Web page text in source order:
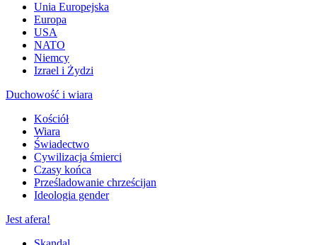
Unia Europejska
Europa
USA
NATO
Niemcy
Izrael i Żydzi
Duchowość i wiara
Kościół
Wiara
Świadectwo
Cywilizacja śmierci
Czasy końca
Prześladowanie chrześcijan
Ideologia gender
Jest afera!